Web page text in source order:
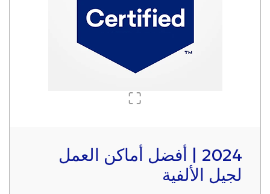
2024 | أفضل أماكن العمل
لجيل الألفية